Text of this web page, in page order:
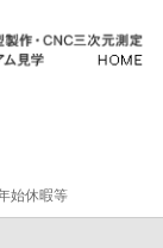
始休暇等